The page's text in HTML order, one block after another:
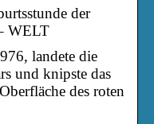
der
WELT
landete die
und knipste das
des roten